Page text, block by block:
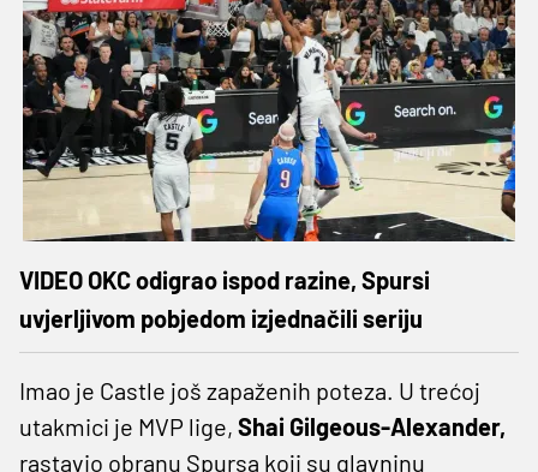
VIDEO OKC odigrao ispod razine, Spursi
uvjerljivom pobjedom izjednačili seriju
Imao je Castle još zapaženih poteza. U trećoj
utakmici je MVP lige, Shai Gilgeous-Alexander,
rastavio obranu Spursa koji su glavninu